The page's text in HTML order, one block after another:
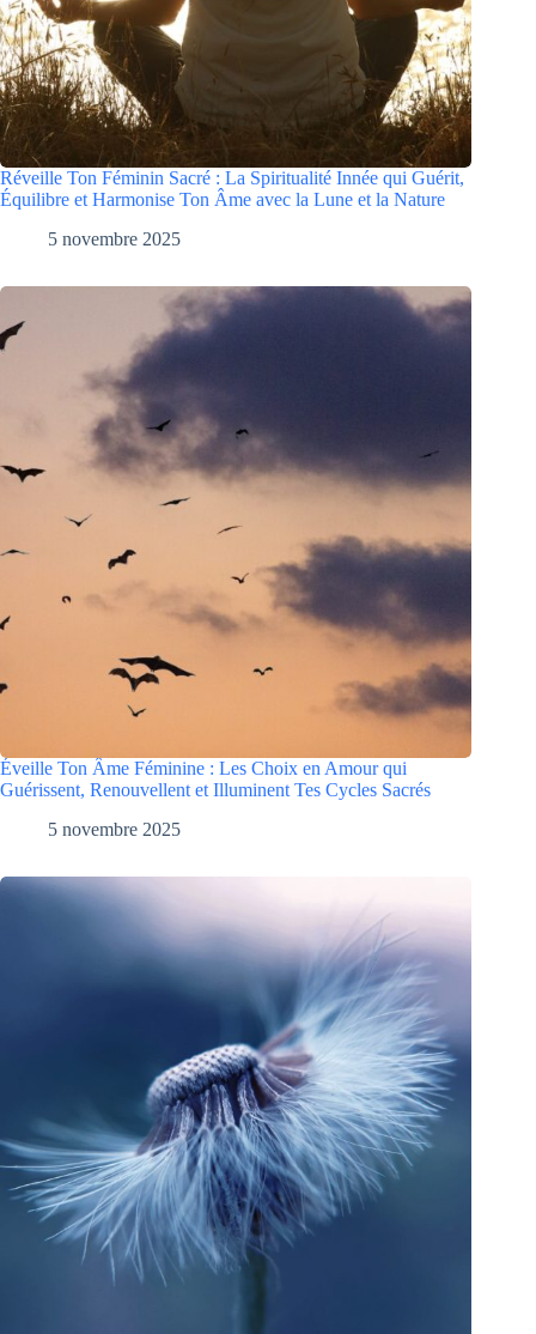
Réveille Ton Féminin Sacré : La Spiritualité Innée qui Guérit,
Équilibre et Harmonise Ton Âme avec la Lune et la Nature
5 novembre 2025
Éveille Ton Âme Féminine : Les Choix en Amour qui
Guérissent, Renouvellent et Illuminent Tes Cycles Sacrés
5 novembre 2025